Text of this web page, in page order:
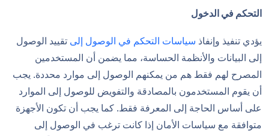
التحكم في الدخول
يؤدي تنفيذ وإنفاذ سياسات التحكم في الوصول إلى تقييد الوصول
إلى البيانات والأنظمة الحساسة، مما يضمن أن المستخدمين
المصرح لهم فقط هم من يمكنهم الوصول إلى موارد محددة. يجب
أن يقوم المستخدمون بالمصادقة والتفويض للوصول إلى الموارد
على أساس الحاجة إلى المعرفة فقط. كما يجب أن تكون الأجهزة
متوافقة مع سياسات الأمان إذا كانت ترغب في الوصول إلى